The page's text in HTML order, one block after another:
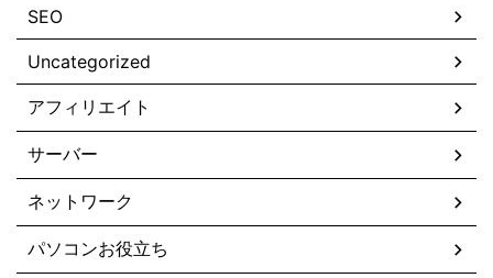
SEO
Uncategorized
アフィリエイト
サーバー
ネットワーク
パソコンお役立ち